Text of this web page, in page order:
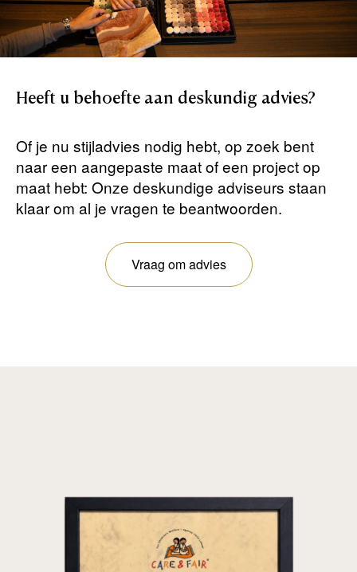
Heeft u behoefte aan deskundig advies?
Of je nu stijladvies nodig hebt, op zoek bent
naar een aangepaste maat of een project op
maat hebt: Onze deskundige adviseurs staan ​​
klaar om al je vragen te beantwoorden.
Vraag om advies